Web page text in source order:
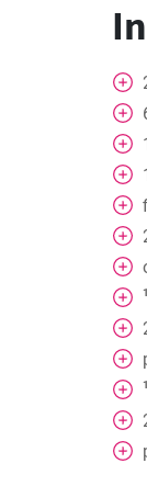
1
1